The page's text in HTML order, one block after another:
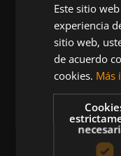
Queremos
deportes,
saludables y
vida sana.
Este sitio
experiencia
sitio web,
de acuerdo
cookies. Más